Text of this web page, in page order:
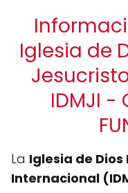
Iglesia de
IDMJI -
La Iglesia de
Internacional